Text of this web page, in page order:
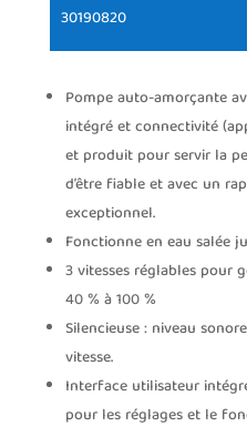
30190820
Pompe auto-amorçante
intégré et connectivité
et produit pour servir la
d’être fiable et avec un
exceptionnel.
Fonctionne en eau salée
3 vitesses réglables pour
40 % à 100 %
Silencieuse : niveau
vitesse.
Interface utilisateur
pour les réglages et le